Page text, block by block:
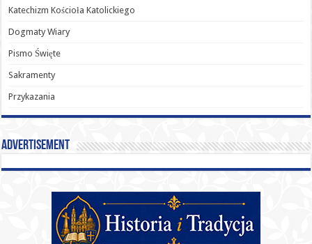
Katechizm Kościoła Katolickiego
Dogmaty Wiary
Pismo Święte
Sakramenty
Przykazania
Advertisement